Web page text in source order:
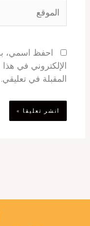
احفظ اسمي،
الإلكتروني في
المقبلة في تعليقي.